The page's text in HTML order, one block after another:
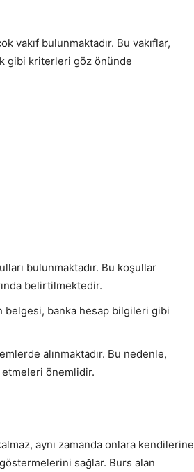
vakıf bulunmaktadır. Bu vakıflar,
gibi kriterleri göz önünde
bulunmaktadır. Bu koşullar
belirtilmektedir.
banka hesap bilgileri gibi
alınmaktadır. Bu nedenle,
önemlidir.
aynı zamanda onlara kendilerine
sağlar. Burs alan